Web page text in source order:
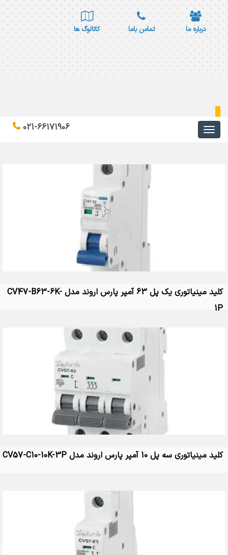
درباره ما تماس باما کاتالوگ ها
021-66171906لیست قیمت فیوز مینیاتوری
کلید مینیاتوری یک پل 63 آمپر پارس اروند مدل CV47-B63-6K-
1P
کلید مینیاتوری سه پل 10 آمپر پارس اروند مدل CV57-C10-10K-3P